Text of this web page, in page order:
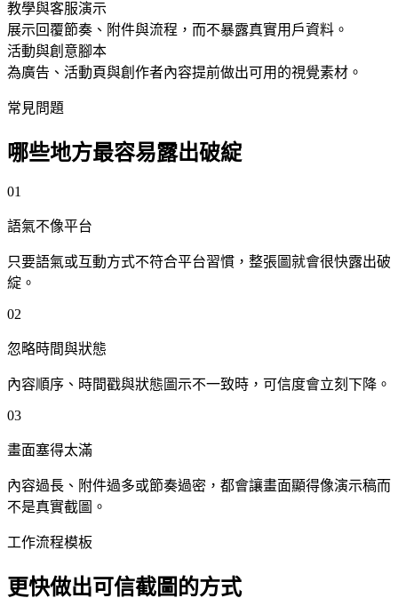
教學與客服演示
展示回覆節奏、附件與流程，而不暴露真實用戶資料。
活動與創意腳本
為廣告、活動頁與創作者內容提前做出可用的視覺素材。
常見問題
哪些地方最容易露出破綻
01
語氣不像平台
只要語氣或互動方式不符合平台習慣，整張圖就會很快露出破
綻。
02
忽略時間與狀態
內容順序、時間戳與狀態圖示不一致時，可信度會立刻下降。
03
畫面塞得太滿
內容過長、附件過多或節奏過密，都會讓畫面顯得像演示稿而
不是真實截圖。
工作流程模板
更快做出可信截圖的方式